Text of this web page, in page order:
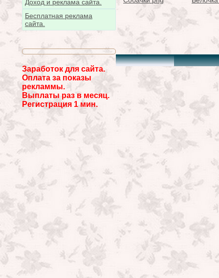
Доход и реклама сайта.
Бесплатная реклама
сайта.
Заработок для сайта.
Оплата за показы
рекламмы.
Выплаты раз в месяц.
Регистрация 1 мин.